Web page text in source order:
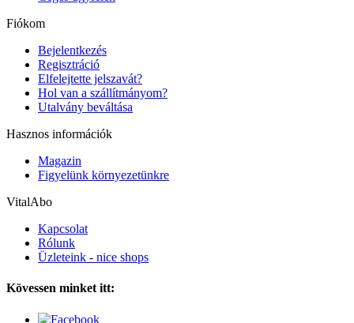
Fiókom
Bejelentkezés
Regisztráció
Elfelejtette jelszavát?
Hol van a szállítmányom?
Utalvány beváltása
Hasznos információk
Magazin
Figyelünk környezetünkre
VitalAbo
Kapcsolat
Rólunk
Üzleteink - nice shops
Kövessen minket itt: